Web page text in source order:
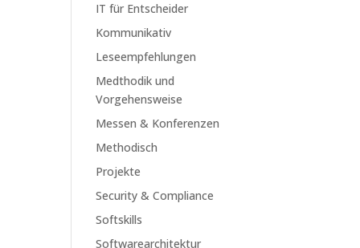
IT für Entscheider
Kommunikativ
Leseempfehlungen
Medthodik und
Vorgehensweise
Messen & Konferenzen
Methodisch
Projekte
Security & Compliance
Softskills
Softwarearchitektur